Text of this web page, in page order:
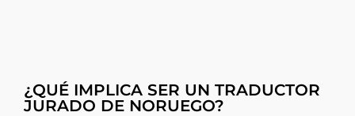
¿QUÉ IMPLICA SER UN TRADUCTOR
JURADO DE NORUEGO?